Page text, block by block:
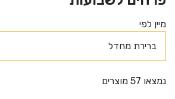
מיין לפי
נמצאו 57 מוצרים